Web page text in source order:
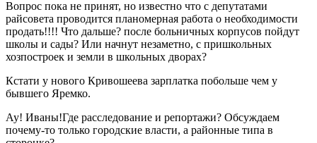
Вопрос пока не принят, но известно что с депутатами
райсовета проводится планомерная работа о необходимости
продать!!!! Что дальше? после больничных корпусов пойдут
школы и сады? Или начнут незаметно, с пришкольных
хозпостроек и земли в школьных дворах?
Кстати у нового Кривошеева зарплатка побольше чем у
бывшего Яремко.
Ау! Иваны!Где расследование и репортажи? Обсуждаем
почему-то только городские власти, а районные типа в